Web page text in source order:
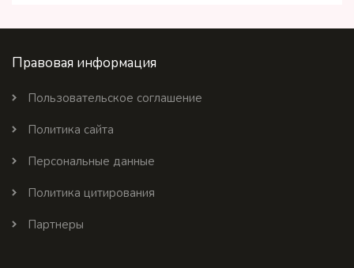
Правовая информация
Пользовательское соглашение
Политика сайта
Персональные данные
Политика цитирования
Партнеры